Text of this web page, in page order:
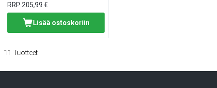
RRP 205,99 €
Lisää ostoskoriin
11 Tuotteet